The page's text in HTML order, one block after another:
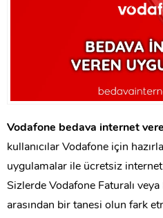
Vodafone bedava internet
kullanıcılar Vodafone için
uygulamalar ile ücretsiz
Sizlerde Vodafone Faturalı veya
arasından bir tanesi olun fark